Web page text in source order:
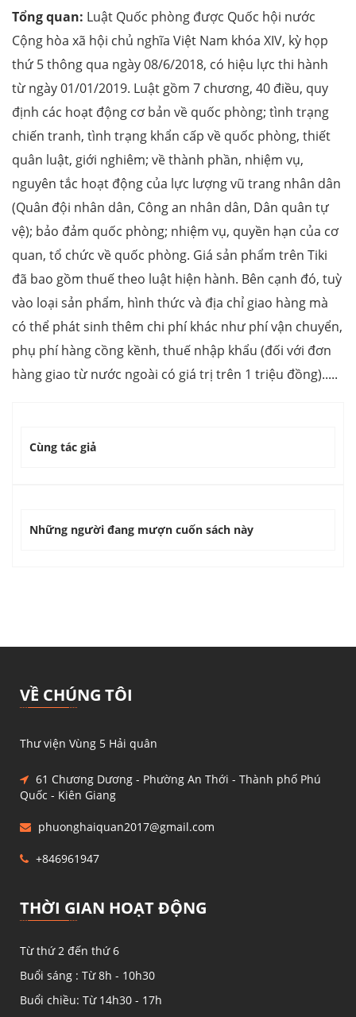
Tổng quan: Luật Quốc phòng được Quốc hội nước
Cộng hòa xã hội chủ nghĩa Việt Nam khóa XIV, kỳ họp
thứ 5 thông qua ngày 08/6/2018, có hiệu lực thi hành
từ ngày 01/01/2019. Luật gồm 7 chương, 40 điều, quy
định các hoạt động cơ bản về quốc phòng; tình trạng
chiến tranh, tình trạng khẩn cấp về quốc phòng, thiết
quân luật, giới nghiêm; về thành phần, nhiệm vụ,
nguyên tắc hoạt động của lực lượng vũ trang nhân dân
(Quân đội nhân dân, Công an nhân dân, Dân quân tự
vệ); bảo đảm quốc phòng; nhiệm vụ, quyền hạn của cơ
quan, tổ chức về quốc phòng. Giá sản phẩm trên Tiki
đã bao gồm thuế theo luật hiện hành. Bên cạnh đó, tuỳ
vào loại sản phẩm, hình thức và địa chỉ giao hàng mà
có thể phát sinh thêm chi phí khác như phí vận chuyển,
phụ phí hàng cồng kềnh, thuế nhập khẩu (đối với đơn
hàng giao từ nước ngoài có giá trị trên 1 triệu đồng).....
Cùng tác giả
Những người đang mượn cuốn sách này
VỀ CHÚNG TÔI
Thư viện Vùng 5 Hải quân
61 Chương Dương - Phường An Thới - Thành phố Phú
Quốc - Kiên Giang
phuonghaiquan2017@gmail.com
+846961947
THỜI GIAN HOẠT ĐỘNG
Từ thứ 2 đến thứ 6
Buổi sáng : Từ 8h - 10h30
Buổi chiều: Từ 14h30 - 17h